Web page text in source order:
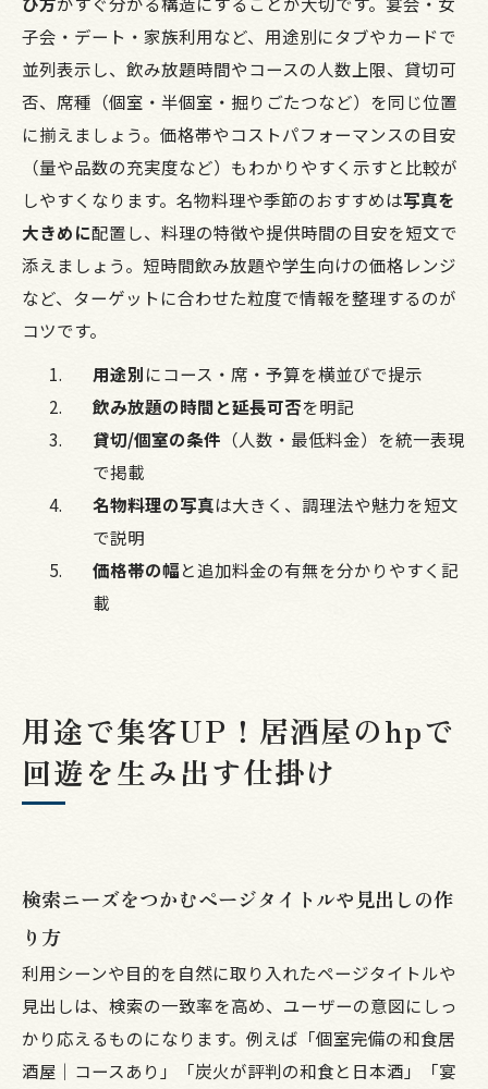
子会・デート・家族利用など、用途別にタブやカードで
並列表示し、飲み放題時間やコースの人数上限、貸切可
否、席種（個室・半個室・掘りごたつなど）を同じ位置
に揃えましょう。価格帯やコストパフォーマンスの目安
（量や品数の充実度など）もわかりやすく示すと比較が
しやすくなります。名物料理や季節のおすすめは写真を
大きめに配置し、料理の特徴や提供時間の目安を短文で
添えましょう。短時間飲み放題や学生向けの価格レンジ
など、ターゲットに合わせた粒度で情報を整理するのが
コツです。
用途別にコース・席・予算を横並びで提示
飲み放題の時間と延長可否を明記
貸切/個室の条件 （人数・最低料金）を統一表現
で掲載
名物料理の写真は大きく、調理法や魅力を短文
で説明
価格帯の幅と追加料金の有無を分かりやすく記
載
用途で集客UP！居酒屋のhpで
回遊を生み出す仕掛け
検索ニーズをつかむページタイトルや見出しの作
り方
利用シーンや目的を自然に取り入れたページタイトルや
見出しは、検索の一致率を高め、ユーザーの意図にしっ
かり応えるものになります。例えば「個室完備の和食居
酒屋｜コースあり」「炭火が評判の和食と日本酒」「宴